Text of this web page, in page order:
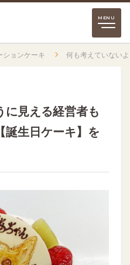
ションケーキ 何も考えていない
に見える経営者も
誕生日ケーキ】を